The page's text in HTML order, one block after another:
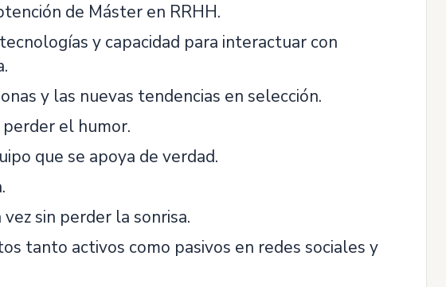
de Máster en RRHH.
y capacidad para interactuar con
y las nuevas tendencias en selección.
el humor.
que se apoya de verdad.
sin perder la sonrisa.
tanto activos como pasivos en redes sociales y